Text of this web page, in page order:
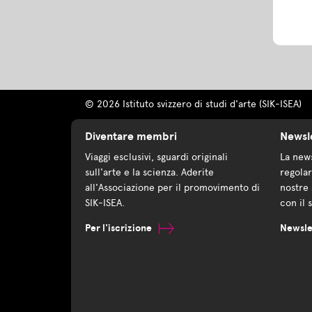
© 2026 Istituto svizzero di studi d'arte (SIK-ISEA)
Diventare membri
Viaggi esclusivi, sguardi originali
sull'arte e la scienza. Aderite
all'Associazione per il promovimento di
SIK-ISEA.
Per l'iscrizione
La
nostre
con il